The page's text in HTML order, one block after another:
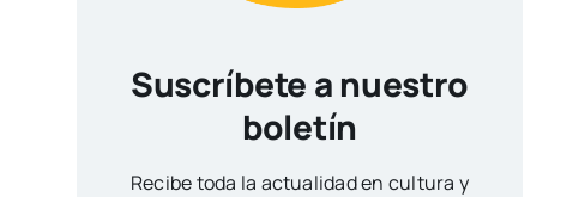
Suscríbete a nuestro
boletín
Reci­be toda la actua­li­dad en cul­tu­ra y